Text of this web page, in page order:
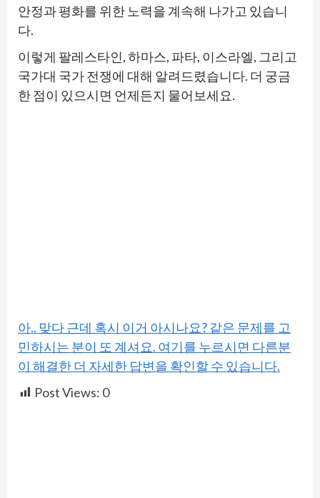
안정과 평화를 위한 노력을 계속해 나가고 있습니
다.
이렇게 팔레스타인, 하마스, 파타, 이스라엘, 그리고
국가대 국가 전쟁에 대해 알려드렸습니다. 더 궁금
한 점이 있으시면 언제든지 물어보세요.
아.. 맞다 근데 혹시 이거 아시나요? 같은 문제를 고
민하시는 분이 또 계셔요. 여기를 누르시면 다른분
이 해결한 더 자세한 답변을 확인할 수 있습니다.
Post Views: 0